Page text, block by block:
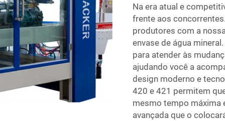
Na era atual e
frente aos
produtores com a
envase de água
para atender às
ajudando você a
design moderno e
420 e 421 permitem
mesmo tempo máxima
avançada que o